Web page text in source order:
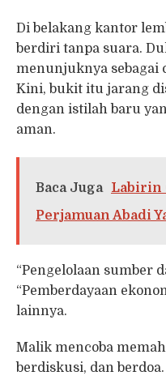
Di belakang kantor
berdiri tanpa suara.
menunjuknya sebagai
Kini, bukit itu jarang
dengan istilah baru
aman.
Baca Juga
Labirin
Perjamuan Abadi
“Pengelolaan sumber
“Pemberdayaan
lainnya.
Malik mencoba
berdiskusi, dan